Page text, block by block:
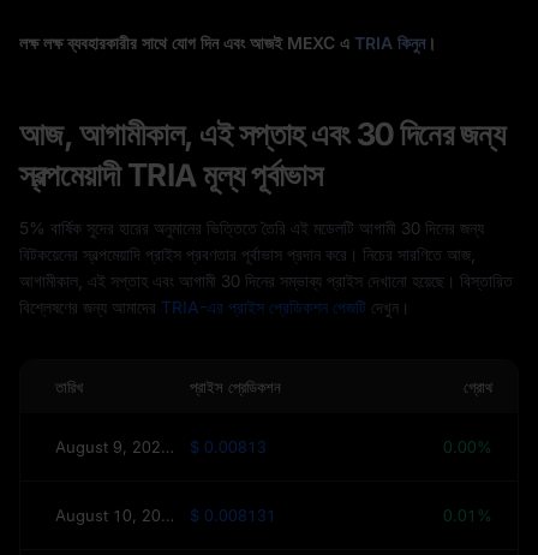
লক্ষ লক্ষ ব্যবহারকারীর সাথে যোগ দিন এবং আজই MEXC এ TRIA কিনুন।
আজ, আগামীকাল, এই সপ্তাহ এবং 30 দিনের জন্য
স্বল্পমেয়াদী TRIA মূল্য পূর্বাভাস
5% বার্ষিক সুদের হারের অনুমানের ভিত্তিতে তৈরি এই মডেলটি আগামী 30 দিনের জন্য
বিটকয়েনের স্বল্পমেয়াদি প্রাইস প্রবণতার পূর্বাভাস প্রদান করে। নিচের সারণিতে আজ,
আগামীকাল, এই সপ্তাহ এবং আগামী 30 দিনের সম্ভাব্য প্রাইস দেখানো হয়েছে। বিস্তারিত
বিশ্লেষণের জন্য আমাদের TRIA-এর প্রাইস প্রেডিকশন পেজটি দেখুন।
তারিখ প্রাইস প্রেডিকশন গ্রোথ
August 9, 2026(আজ) $ 0.00813 0.00%
August 10, 2026(আগামীকাল) $ 0.008131 0.01%